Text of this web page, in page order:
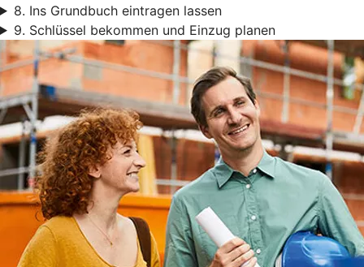
8. Ins Grundbuch eintragen lassen
9. Schlüssel bekommen und Einzug planen